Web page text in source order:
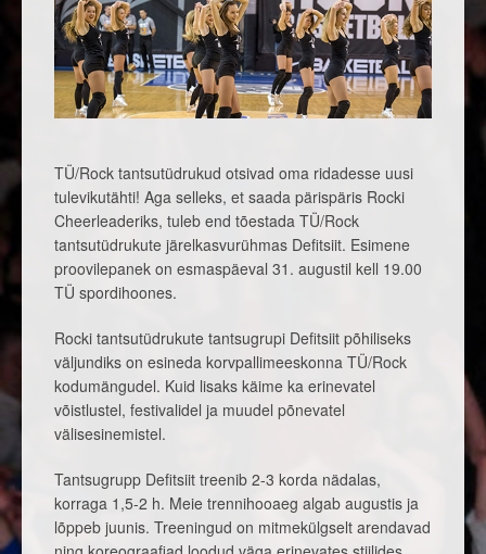
TÜ/Rock tantsutüdrukud otsivad oma ridadesse uusi
tulevikutähti! Aga selleks, et saada pärispäris Rocki
Cheerleaderiks, tuleb end tõestada TÜ/Rock
tantsutüdrukute järelkasvurühmas Defitsiit. Esimene
proovilepanek on esmaspäeval 31. augustil kell 19.00
TÜ spordihoones.
Rocki tantsutüdrukute tantsugrupi Defitsiit põhiliseks
väljundiks on esineda korvpallimeeskonna TÜ/Rock
kodumängudel. Kuid lisaks käime ka erinevatel
võistlustel, festivalidel ja muudel põnevatel
välisesinemistel.
Tantsugrupp Defitsiit treenib 2-3 korda nädalas,
korraga 1,5-2 h. Meie trennihooaeg algab augustis ja
lõppeb juunis. Treeningud on mitmekülgselt arendavad